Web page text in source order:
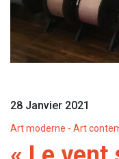
28 Janvier 2021
Art moderne - Art